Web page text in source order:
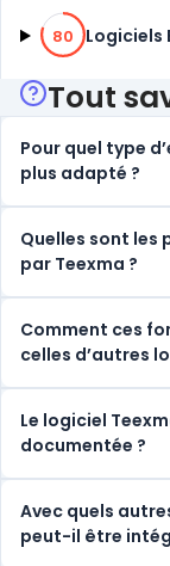
80% de
80 Logiciels
Tout
Pour quel type
plus adapté ?
Quelles sont
par Teexma ?
Comment ces
celles d’autres
Le logiciel
documentée ?
Avec quels
peut-il être